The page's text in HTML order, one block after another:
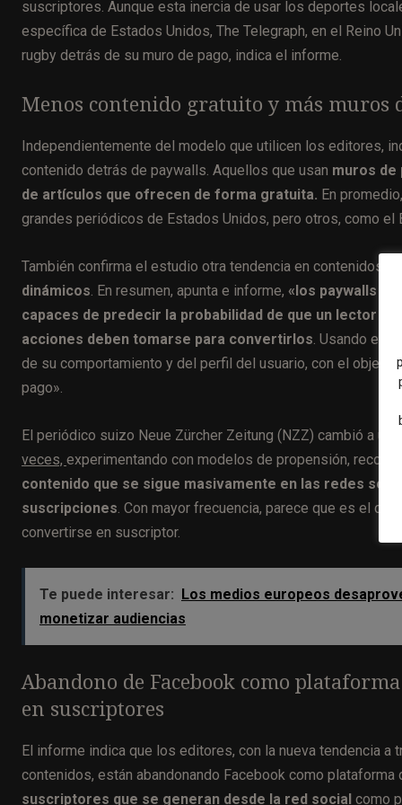
suscriptores. Aunque esta inercia de usar los deportes
específica de Estados Unidos, The Telegraph, en el Reino
rugby detrás de su muro de pago, indica el informe.
Menos contenido gratuito y más muros
Independientemente del modelo que utilicen los editores,
contenido detrás de paywalls. Aquellos que usan muros de
de artículos que ofrecen de forma gratuita. En
grandes periódicos de Estados Unidos, pero otros, como el
También confirma el estudio otra tendencia en contenidos
dinámicos. En resumen, apunta e informe, «los paywalls
capaces de predecir la probabilidad de que un lector
acciones deben tomarse para convertirlos. Usando
de su comportamiento y del perfil del usuario, con el
pago».
El periódico suizo Neue Zürcher Zeitung (NZZ) cambió a un
veces, experimentando con modelos de propensión, recoge
contenido que se sigue masivamente en las redes
suscripciones. Con mayor frecuencia, parece que es el
convertirse en suscriptor.
Te puede interesar:
Los medios europeos
monetizar audiencias
Abandono de Facebook como
en suscriptores
El informe indica que los editores, con la nueva tendencia
contenidos, están abandonando Facebook como
suscriptores que se generan desde la red social como